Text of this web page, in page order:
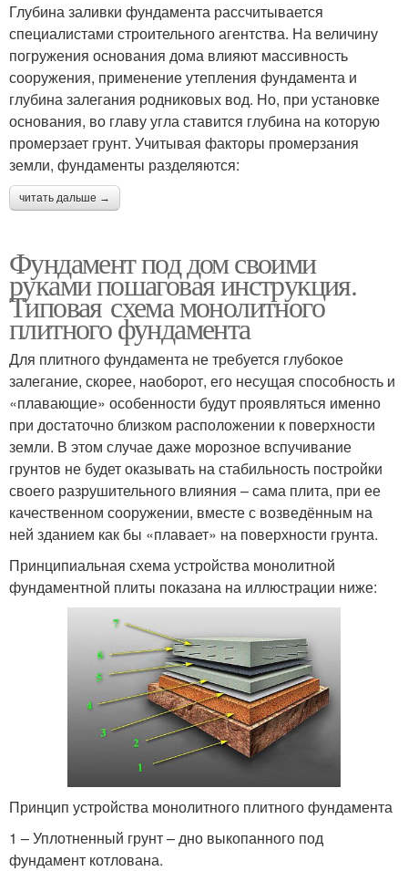
Глубина заливки фундамента рассчитывается
специалистами строительного агентства. На величину
погружения основания дома влияют массивность
сооружения, применение утепления фундамента и
глубина залегания родниковых вод. Но, при установке
основания, во главу угла ставится глубина на которую
промерзает грунт. Учитывая факторы промерзания
земли, фундаменты разделяются:
читать дальше →
Фундамент под дом своими
руками пошаговая инструкция.
Типовая схема монолитного
плитного фундамента
Для плитного фундамента не требуется глубокое
залегание, скорее, наоборот, его несущая способность и
«плавающие» особенности будут проявляться именно
при достаточно близком расположении к поверхности
земли. В этом случае даже морозное вспучивание
грунтов не будет оказывать на стабильность постройки
своего разрушительного влияния – сама плита, при ее
качественном сооружении, вместе с возведённым на
ней зданием как бы «плавает» на поверхности грунта.
Принципиальная схема устройства монолитной
фундаментной плиты показана на иллюстрации ниже:
Принцип устройства монолитного плитного фундамента
1 – Уплотненный грунт – дно выкопанного под
фундамент котлована.